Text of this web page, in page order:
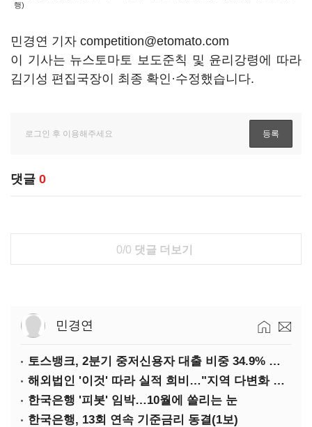
행)
민경연 기자 competition@etomato.com
이 기사는 뉴스토마토 보도준칙 및 윤리강령에 따라
김기성 편집국장이 최종 확인·수정했습니다.
댓글 0
0/0 댓글 더보기
민경연
토스뱅크, 2분기 중저신용자 대출 비중 34.9% 달성
해외법인 '이것' 따라 실적 희비…"지역 다변화 해야"
한국은행 '피봇' 임박…10월에 쏠리는 눈
한국은행, 13회 연속 기준금리 동결(1보)